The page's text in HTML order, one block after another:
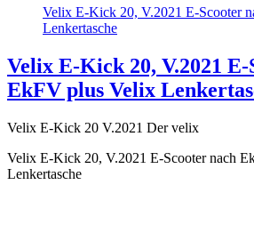
Velix E-Kick 20, V.2021 E-Scooter
Lenkertasche
Velix E-Kick 20, V.2021 E-
EkFV plus Velix
Velix E-Kick 20 V.2021 Der velix
Velix E-Kick 20, V.2021 E-Scooter nach
Lenkertasche